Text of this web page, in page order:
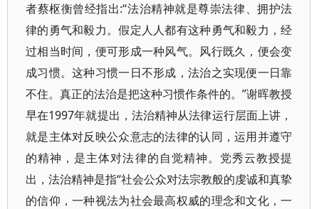
者蔡枢衡曾经指出:“法治精神就是尊崇法律、拥护法
律的勇气和毅力。假定人人都有这种勇气和毅力，经
过相当时间，便可形成一种风气。风行既久，便会变
成习惯。这种习惯一日不形成，法治之实现便一日靠
不住。真正的法治是把这种习惯作条件的。”谢晖教授
早在1997年就提出，法治精神从法律运行层面上讲，
就是主体对反映公众意志的法律的认同，运用并遵守
的精神，是主体对法律的自觉精神。党秀云教授提
出，法治精神是指“社会公众对法宗教般的虔诚和真挚
的信仰，一种视法为社会最高权威的理念和文化，一